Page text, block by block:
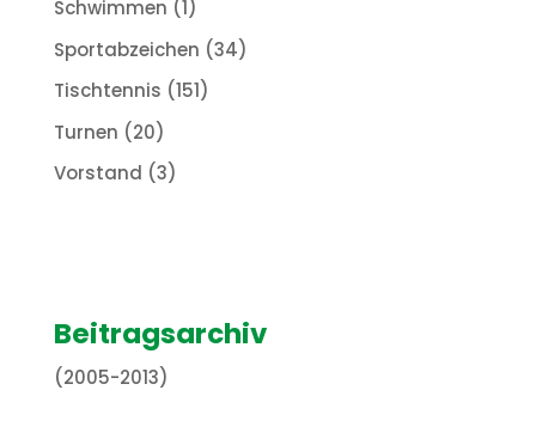
Schwimmen (1)
Sportabzeichen (34)
Tischtennis (151)
Turnen (20)
Vorstand (3)
Beitragsarchiv
(2005-2013)